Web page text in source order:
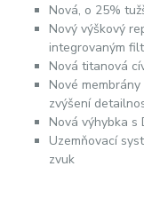
Nová, o 25%
Nový výškový
integrovaným
Nová titanová
Nové
zvýšení
Nová výhybka s
Uzemňovací
zvuk